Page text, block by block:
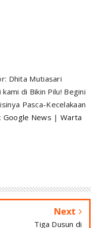
Dhita Mutiasari
di Bikin Pilu! Begini
Pasca-Kecelakaan
Google News | Warta
Next
Tiga Dusun di